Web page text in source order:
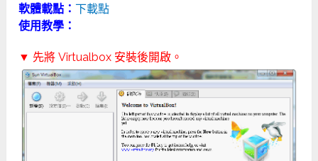
軟體載點：下載點
使用教學：
▼ 先將 Virtualbox 安裝後開啟。